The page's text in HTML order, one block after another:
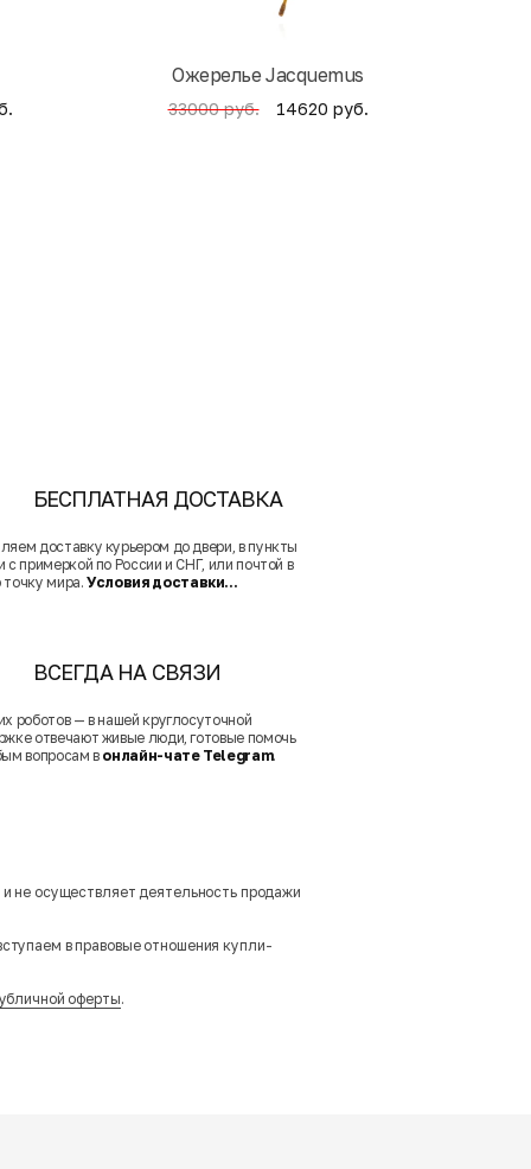
Ожерелье Jacquemus
33000 руб. 14620 руб.
БЕСПЛАТНАЯ ДОСТАВКА
доставку курьером до двери, в пункты
с примеркой по России и СНГ, или почтой в
мира.Условия доставки...
ВСЕГДА НА СВЯЗИ
роботов — в нашей круглосуточной
отвечают живые люди, готовые помочь
вопросам в онлайн-чате Telegram.
не осуществляет деятельность продажи
в правовые отношения купли-
оферты.